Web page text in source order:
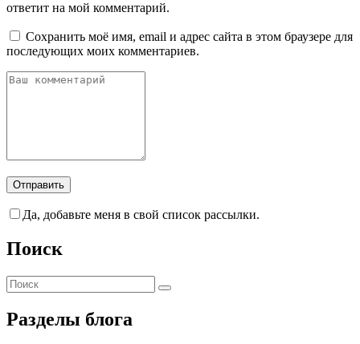
ответит на мой комментарий.
Сохранить моё имя, email и адрес сайта в этом браузере для
последующих моих комментариев.
Да, добавьте меня в свой список рассылки.
Поиск
Разделы блога